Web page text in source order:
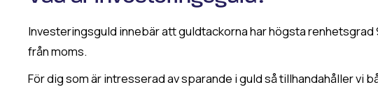
Investeringsguld innebär att guldtackorna har högsta
från moms.
För dig som är intresserad av sparande i guld så tillhandahåller vi